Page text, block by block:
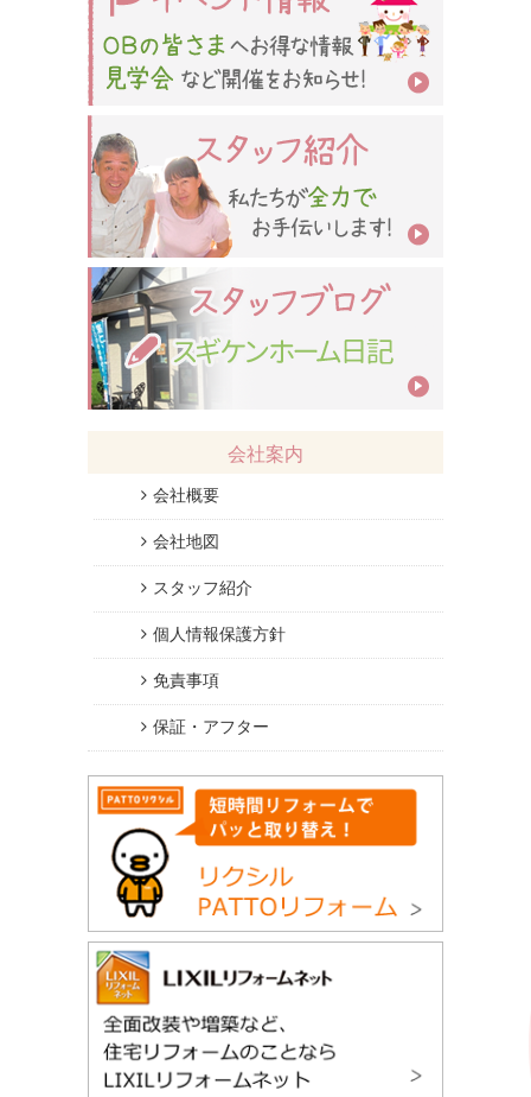
会社案内
会社概要
会社地図
スタッフ紹介
個人情報保護方針
免責事項
保証・アフター